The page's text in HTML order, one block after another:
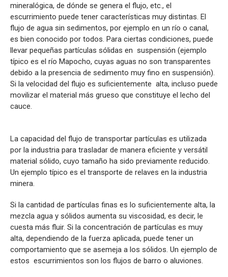
mineralógica, de dónde se genera el flujo, etc., el
escurrimiento puede tener características muy distintas. El
flujo de agua sin sedimentos, por ejemplo en un río o canal,
es bien conocido por todos. Para ciertas condiciones, puede
llevar pequeñas partículas sólidas en suspensión (ejemplo
típico es el río Mapocho, cuyas aguas no son transparentes
debido a la presencia de sedimento muy fino en suspensión).
Si la velocidad del flujo es suficientemente alta, incluso puede
movilizar el material más grueso que constituye el lecho del
cauce.
La capacidad del flujo de transportar partículas es utilizada
por la industria para trasladar de manera eficiente y versátil
material sólido, cuyo tamaño ha sido previamente reducido.
Un ejemplo típico es el transporte de relaves en la industria
minera.
Si la cantidad de partículas finas es lo suficientemente alta, la
mezcla agua y sólidos aumenta su viscosidad, es decir, le
cuesta más fluir. Si la concentración de partículas es muy
alta, dependiendo de la fuerza aplicada, puede tener un
comportamiento que se asemeja a los sólidos. Un ejemplo de
estos escurrimientos son los flujos de barro o aluviones.